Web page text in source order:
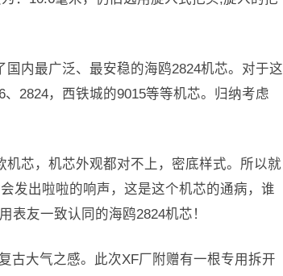
内最广泛、最安稳的海鸥2824机芯。对于这
2824，西铁城的9015等等机芯。归纳考虑
芯，机芯外观都对不上，密底样式。所以就
发出啦啦的响声，这是这个机芯的通病，谁
表友一致认同的海鸥2824机芯！
古大气之感。此次XF厂附赠有一根专用拆开